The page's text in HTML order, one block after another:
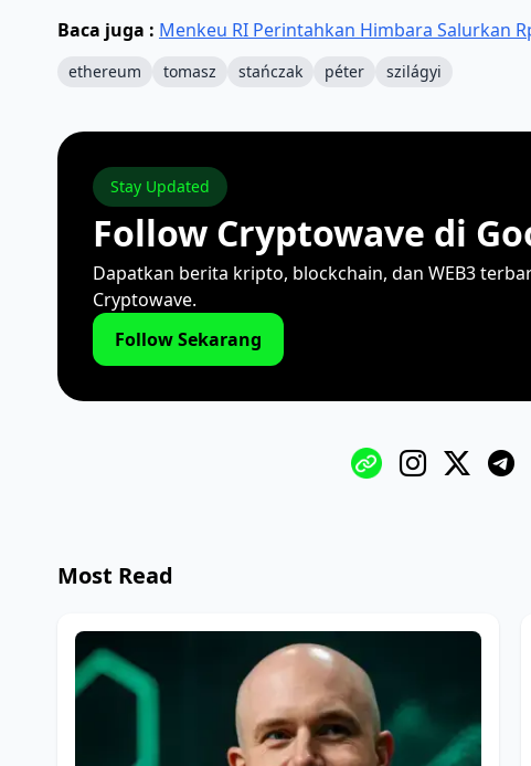
Baca juga : Menkeu RI Perintahkan Himbara Salurkan
ethereum tomasz stańczak péter szilágyi
Stay Updated
Follow Cryptowave di
Dapatkan berita kripto, blockchain, dan WEB3
Cryptowave.
Follow Sekarang
Most Read